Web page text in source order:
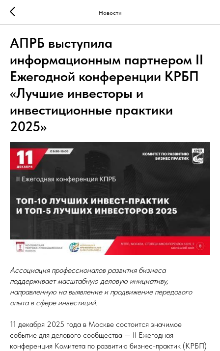
Новости
АПРБ выступила
информационным партнером II
Ежегодной конференции КРБП
«Лучшие инвесторы и
инвестиционные практики
2025»
Ассоциация профессионалов развития бизнеса
поддерживает масштабную деловую инициативу,
направленную на выявление и продвижение передового
опыта в сфере инвестиций.
11 декабря 2025 года в Москве состоится значимое
событие для делового сообщества — II Ежегодная
конференция Комитета по развитию бизнес-практик (КРБП)